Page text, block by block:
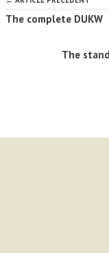
The complete DUKW
The